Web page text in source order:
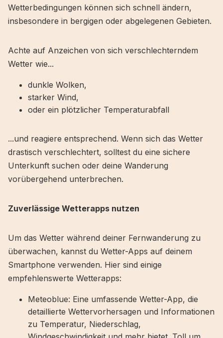
Wetterbedingungen können sich schnell ändern,
insbesondere in bergigen oder abgelegenen Gebieten.
Achte auf Anzeichen von sich verschlechterndem
Wetter wie...
dunkle Wolken,
starker Wind,
oder ein plötzlicher Temperaturabfall
...und reagiere entsprechend. Wenn sich das Wetter
drastisch verschlechtert, solltest du eine sichere
Unterkunft suchen oder deine Wanderung
vorübergehend unterbrechen.
Zuverlässige Wetterapps nutzen
Um das Wetter während deiner Fernwanderung zu
überwachen, kannst du Wetter-Apps auf deinem
Smartphone verwenden. Hier sind einige
empfehlenswerte Wetterapps:
Meteoblue: Eine umfassende Wetter-App, die
detaillierte Wettervorhersagen und Informationen
zu Temperatur, Niederschlag,